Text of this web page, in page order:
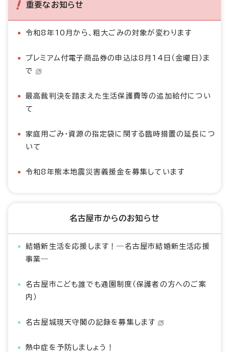
重要なお知らせ
令和8年10月から、粗大ごみの対象が変わります
プレミアム付電子商品券の申込は8月14日（金曜日）ま
で
最高裁判決を踏まえた生活保護費等の追加給付につい
て
家庭用ごみ・資源の指定袋に関する臨時措置の延長につ
いて
令和8年熊本地震災害義援金を募集しています
名古屋市からのお知らせ
結婚新生活を応援します！―名古屋市結婚新生活応援
事業―
名古屋市こども誰でも通園制度（保護者の方へのご案
内）
名古屋城現天守閣の記録を募集します
熱中症を予防しましょう！